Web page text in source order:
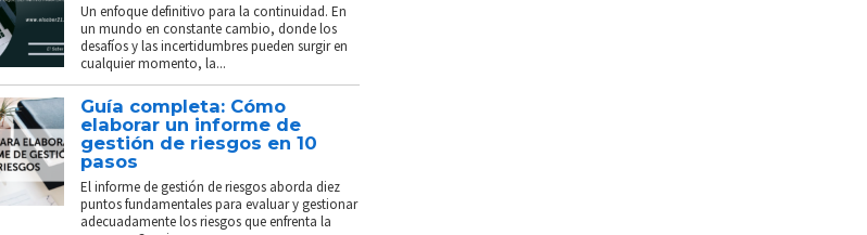
Un enfoque definitivo para la continuidad. En
un mundo en constante cambio, donde los
desafíos y las incertidumbres pueden surgir en
cualquier momento, la...
Guía completa: Cómo
elaborar un informe de
gestión de riesgos en 10
pasos
El informe de gestión de riesgos aborda diez
puntos fundamentales para evaluar y gestionar
adecuadamente los riesgos que enfrenta la